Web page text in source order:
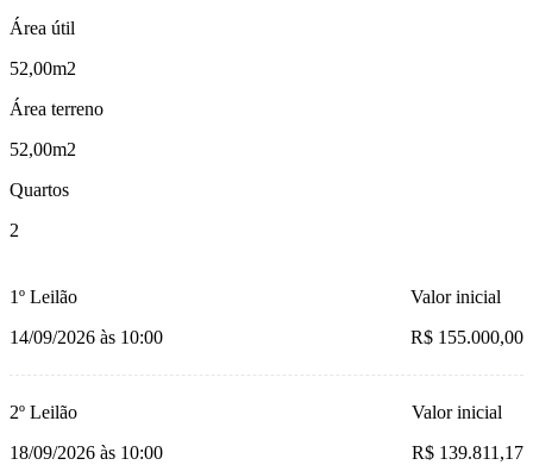
Área útil
52,00m2
Área terreno
52,00m2
Quartos
2
1º Leilão
14/09/2026 às 10:00
Valor inicial
R$ 155.000,00
2º Leilão
18/09/2026 às 10:00
Valor inicial
R$ 139.811,17